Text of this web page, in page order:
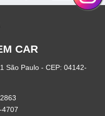
CAR
São Paulo - CEP: 04142-
4707